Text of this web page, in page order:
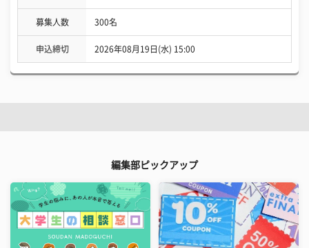
募集人数 300名
申込締切 2026年08月19日(水) 15:00
編集部ピックアップ